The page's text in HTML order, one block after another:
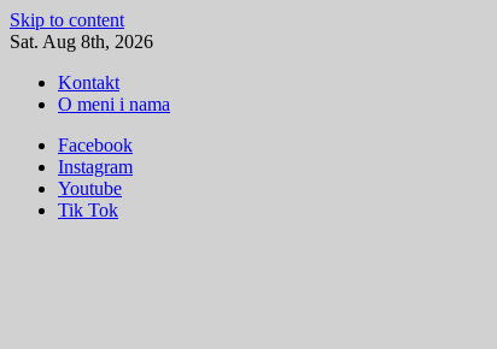
Skip to content
Sat. Aug 8th, 2026
Kontakt
O meni i nama
Facebook
Instagram
Youtube
Tik Tok